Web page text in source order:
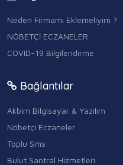
Neden Firmamı Eklemeliyim ?
NÖBETÇİ ECZANELER
COVID-19 Bilgilendirme
Bağlantılar
Akbim Bilgisayar & Yazılım
Nöbetçi Eczaneler
Toplu Sms
Bulut Santral Hizmetleri